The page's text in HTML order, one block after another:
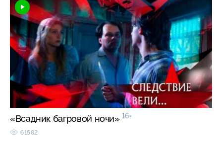
«Всадник багровой ночи» 16+
61582